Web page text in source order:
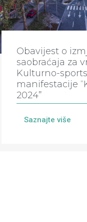
Obavijest o
saobraćaja za
Kulturno-
manifestacije
2024”
Saznajte više